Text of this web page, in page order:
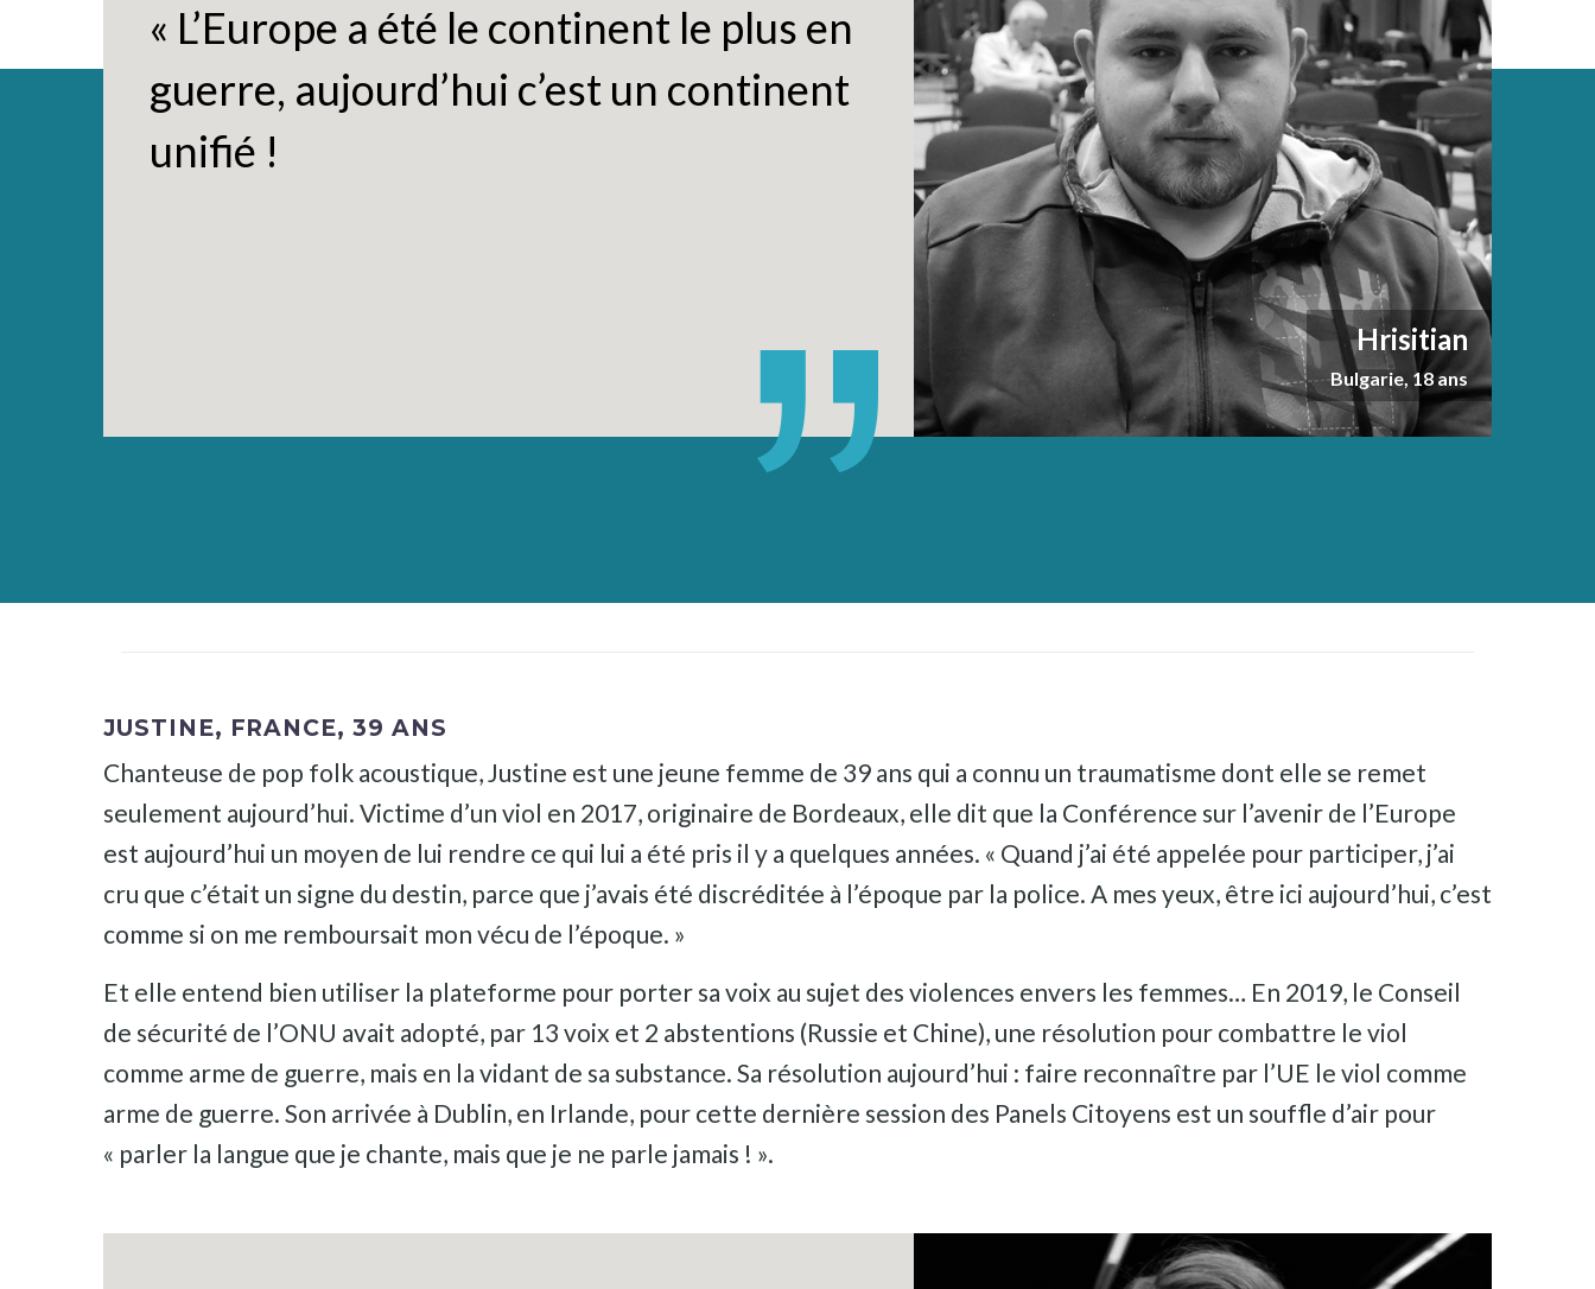
« L’Europe a été le continent le plus en
guerre, aujourd’hui c’est un continent
unifié !
Hrisitian
Bulgarie, 18 ans
JUSTINE, FRANCE, 39 ANS
Chanteuse de pop folk acoustique, Justine est une jeune femme de 39 ans qui a connu un traumatisme dont elle se remet
seulement aujourd’hui. Victime d’un viol en 2017, originaire de Bordeaux, elle dit que la Conférence sur l’avenir de l’Europe
est aujourd’hui un moyen de lui rendre ce qui lui a été pris il y a quelques années. « Quand j’ai été appelée pour participer, j’ai
cru que c’était un signe du destin, parce que j’avais été discréditée à l’époque par la police. A mes yeux, être ici aujourd’hui, c’est
comme si on me remboursait mon vécu de l’époque. »
Et elle entend bien utiliser la plateforme pour porter sa voix au sujet des violences envers les femmes… En 2019, le Conseil
de sécurité de l’ONU avait adopté, par 13 voix et 2 abstentions (Russie et Chine), une résolution pour combattre le viol
comme arme de guerre, mais en la vidant de sa substance. Sa résolution aujourd’hui : faire reconnaître par l’UE le viol comme
arme de guerre. Son arrivée à Dublin, en Irlande, pour cette dernière session des Panels Citoyens est un souffle d’air pour
« parler la langue que je chante, mais que je ne parle jamais ! ».